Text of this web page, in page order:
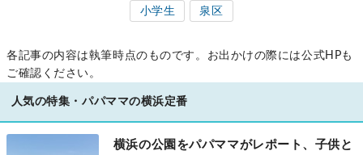
小学生 泉区
各記事の内容は執筆時点のものです。お出かけの際には公式HPも
ご確認ください。
人気の特集・パパママの横浜定番
横浜の公園をパパママがレポート、子供と